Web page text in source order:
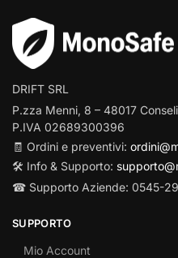
DRIFT SRL
P.zza Menni, 8 – 48017
P.IVA 02689300396
🧾 Ordini e preventivi:
🛠️ Info & Supporto:
☎ Supporto Aziende: 0545-
SUPPORTO
Mio Account